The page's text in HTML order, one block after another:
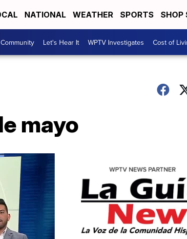
NATIONAL WEATHER SPORTS SHOP
Let's Hear It WPTV Investigates Cost of
mayo